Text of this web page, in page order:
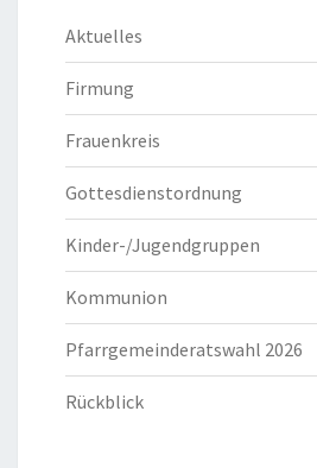
Aktuelles
Firmung
Frauenkreis
Gottesdienstordnung
Kinder-/Jugendgruppen
Kommunion
Pfarrgemeinderatswahl 2026
Rückblick